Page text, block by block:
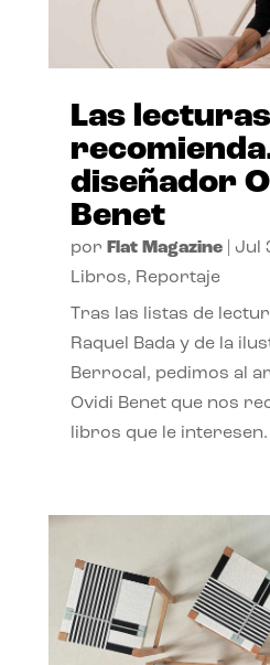
Las
diseñador
Benet
por Flat Magazine| Jul
Libros, Reportaje
Tras las listas de
Raquel Bada y de la
Berrocal, pedimos al
Ovidi Benet que nos
libros que le interesen.